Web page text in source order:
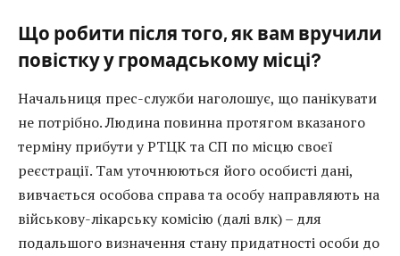
Що робити після того, як вам вручили
повістку у громадському місці?
Начальниця прес-служби наголошує, що панікувати
не потрібно. Людина повинна протягом вказаного
терміну прибути у РТЦК та СП по місцю своєї
реєстрації. Там уточнюються його особисті дані,
вивчається особова справа та особу направляють на
військову-лікарську комісію (далі влк) – для
подальшого визначення стану придатності особи до